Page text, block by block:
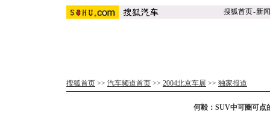
搜狐首页-新闻
搜狐首页 >> 汽车频道首页 >> 2004北京车展 >> 独家报道
何毅：SUV中可圈可点